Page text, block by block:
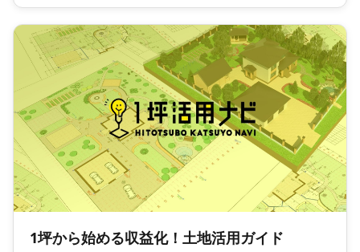
1坪から始める収益化！土地活用ガイド